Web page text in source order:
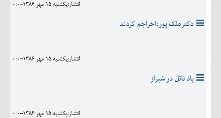
انتشار:يکشنبه 15 مهر 1386-0:0
دکترملک پور:اخراجم کردند
انتشار:يکشنبه 15 مهر 1386-0:0
ياد ناتل در شيراز
انتشار:يکشنبه 15 مهر 1386-0:0